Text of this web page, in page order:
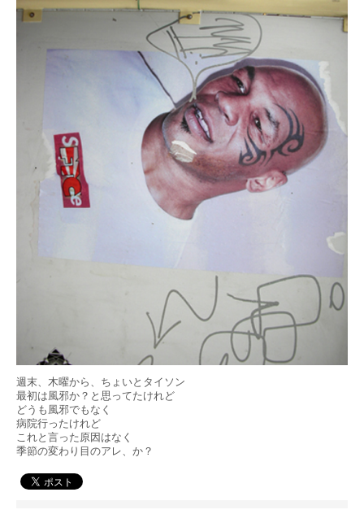
週末、木曜から、ちょいとタイソン
最初は風邪か？と思ってたけれど
どうも風邪でもなく
病院行ったけれど
これと言った原因はなく
季節の変わり目のアレ、か？